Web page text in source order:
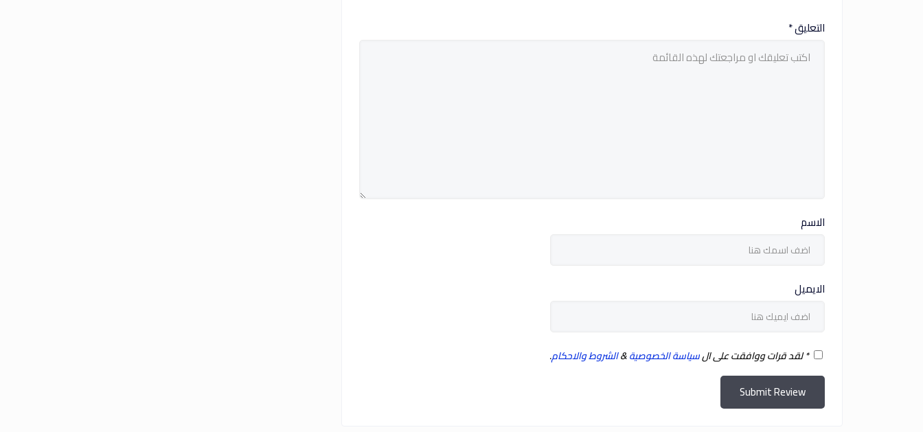
التعليق*
الاسم
الايميل
*لقد قرات ووافقت على السياسة الخصوصية&الشروط والاحكام.
Submit Review